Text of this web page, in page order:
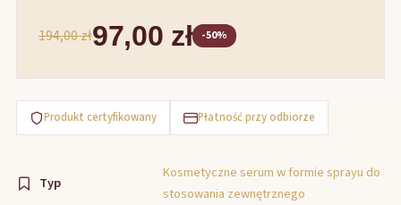
194,00 zł97,00 zł -50%
Produkt certyfikowany Płatność przy odbiorze
Typ
Kosmetyczne serum w formie sprayu do
stosowania zewnętrznego